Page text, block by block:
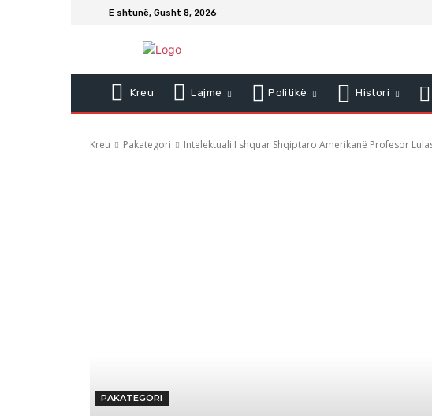
E shtunë, Gusht 8, 2026
Kreu Lajme Politikë Histori
Kreu Pakategori Intelektuali I shquar Shqiptaro Amerikanë Profesor
PAKATEGORI